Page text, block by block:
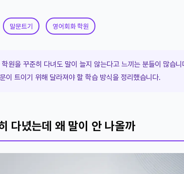
말문트기 영어회화 학원
학원을 꾸준히 다녀도 말이 늘지 않는다고 느끼는 분들이 많습
이 트이기 위해 달라져야 할 학습 방식을 정리했습니다.
다녔는데 왜 말이 안 나올까